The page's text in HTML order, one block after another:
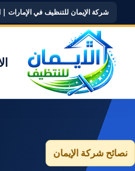
شركة الإيمان للتنظيف في الإمارات | اتصال
نصائح شركة الإيمان